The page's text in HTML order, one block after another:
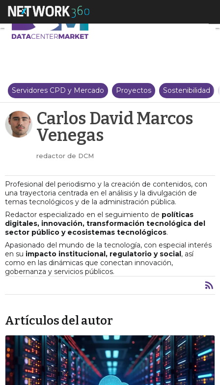
Carlos David Marcos Venegas
Servidores CPD y Mercado Proyectos Sostenibilidad
Carlos David Marcos
Venegas
redactor de DCM
Profesional del periodismo y la creación de contenidos, con
una trayectoria centrada en el análisis y la divulgación de
temas tecnológicos y de la administración pública.
Redactor especializado en el seguimiento de políticas
digitales, innovación, transformación tecnológica del
sector público y ecosistemas tecnológicos.
Apasionado del mundo de la tecnología, con especial interés
en su impacto institucional, regulatorio y social, así
como en las dinámicas que conectan innovación,
gobernanza y servicios públicos.
Artículos del autor